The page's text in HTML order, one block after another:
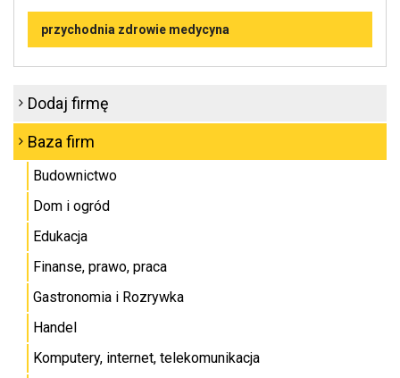
przychodnia zdrowie medycyna
Dodaj firmę
Baza firm
Budownictwo
Dom i ogród
Edukacja
Finanse, prawo, praca
Gastronomia i Rozrywka
Handel
Komputery, internet, telekomunikacja